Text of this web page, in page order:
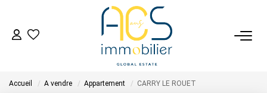
Tous Nos Biens En Vente
Accueil A vendre Appartement CARRY LE ROUET